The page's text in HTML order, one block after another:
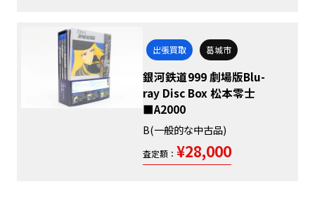
出張買取 葛城市
銀河鉄道999 劇場版Blu-
ray Disc Box 松本零士
■A2000
B(一般的な中古品)
査定額： ¥28,000